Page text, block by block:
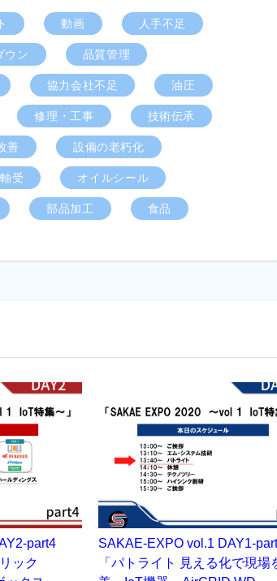
動画 人手不足
ウン 品質管理
協力会社不足 油圧
修理・工事 技術伝承
善 設備の老朽化
軸受 オイルシール
部品加工 食品
part4
ック
SAKAE-EXPO vol.1 DAY1-
「パトライト 見える化で現場